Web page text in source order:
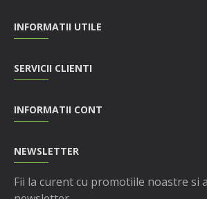
INFORMATII UTILE
SERVICII CLIENTI
INFORMATII CONT
NEWSLETTER
Fii la curent cu promotiile noastre si